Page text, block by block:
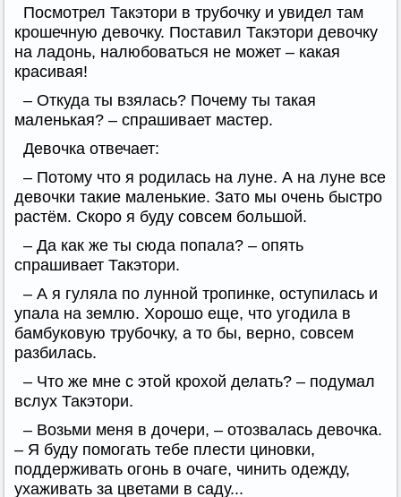
Посмотрел Такэтори в трубочку и увидел там
крошечную девочку. Поставил Такэтори девочку
на ладонь, налюбоваться не может – какая
красивая!
– Откуда ты взялась? Почему ты такая
маленькая? – спрашивает мастер.
Девочка отвечает:
– Потому что я родилась на луне. А на луне все
девочки такие маленькие. Зато мы очень быстро
растём. Скоро я буду совсем большой.
– Да как же ты сюда попала? – опять
спрашивает Такэтори.
– А я гуляла по лунной тропинке, оступилась и
упала на землю. Хорошо еще, что угодила в
бамбуковую трубочку, а то бы, верно, совсем
разбилась.
– Что же мне с этой крохой делать? – подумал
вслух Такэтори.
– Возьми меня в дочери, – отозвалась девочка.
– Я буду помогать тебе плести циновки,
поддерживать огонь в очаге, чинить одежду,
ухаживать за цветами в саду...